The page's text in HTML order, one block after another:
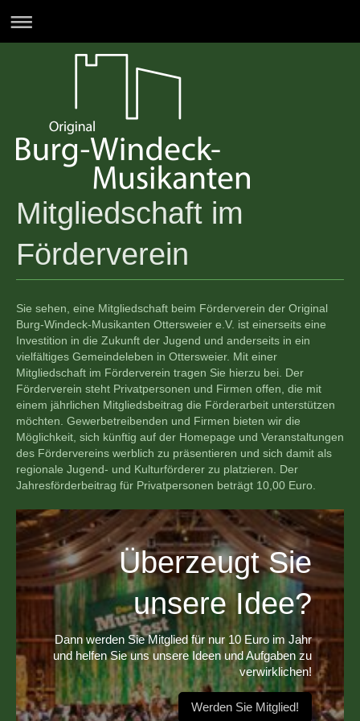
Mitgliedschaft im
Förderverein
Sie sehen, eine Mitgliedschaft beim Förderverein der Original
Burg-Windeck-Musikanten Ottersweier e.V. ist einerseits eine
Investition in die Zukunft der Jugend und anderseits in ein
vielfältiges Gemeindeleben in Ottersweier. Mit einer
Mitgliedschaft im Förderverein tragen Sie hierzu bei. Der
Förderverein steht Privatpersonen und Firmen offen, die mit
einem jährlichen Mitgliedsbeitrag die Förderarbeit unterstützen
möchten. Gewerbetreibenden und Firmen bieten wir die
Möglichkeit, sich künftig auf der Homepage und Veranstaltungen
des Fördervereins werblich zu präsentieren und sich damit als
regionale Jugend- und Kulturförderer zu platzieren. Der
Jahresförderbeitrag für Privatpersonen beträgt 10,00 Euro.
Überzeugt Sie
unsere Idee?
Dann werden Sie Mitglied für nur 10 Euro im Jahr
und helfen Sie uns unsere Ideen und Aufgaben zu
verwirklichen!
Werden Sie Mitglied!